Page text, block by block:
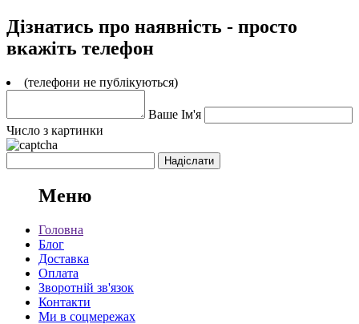
Дізнатись про наявність - просто
вкажіть телефон
(телефони не публікуються)
Ваше Ім'я
Число з картинки
Меню
Головна
Блог
Доставка
Оплата
Зворотній зв'язок
Контакти
Ми в соцмережах